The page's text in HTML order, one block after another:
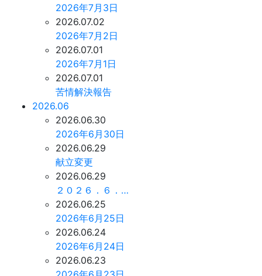
2026年7月3日
2026.07.02
2026年7月2日
2026.07.01
2026年7月1日
2026.07.01
苦情解決報告
2026.06
2026.06.30
2026年6月30日
2026.06.29
献立変更
2026.06.29
２０２６．６．…
2026.06.25
2026年6月25日
2026.06.24
2026年6月24日
2026.06.23